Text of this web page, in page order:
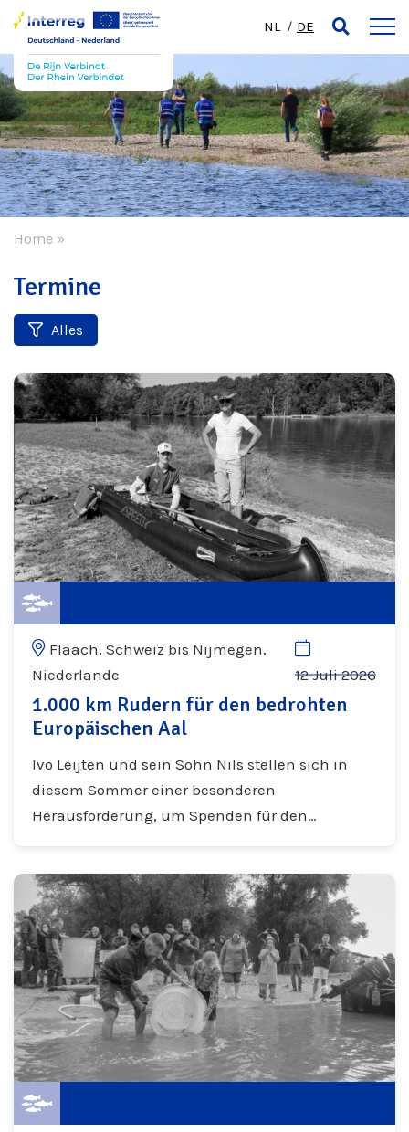
NL DE
Home »
Termine
Alles
Flaach, Schweiz bis Nijmegen,
Niederlande
12 Juli 2026
1.000 km Rudern für den bedrohten
Europäischen Aal
Ivo Leijten und sein Sohn Nils stellen sich in
diesem Sommer einer besonderen
Herausforderung, um Spenden für den